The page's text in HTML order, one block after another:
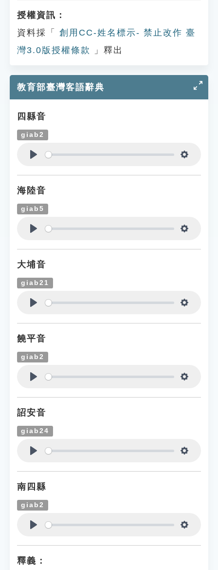
授權資訊：
資料採「
創用CC-姓名標示- 禁止改作 臺
灣3.0版授權條款
」釋出
教育部臺灣客語辭典
四縣音
giab2
海陸音
giab5
大埔音
giab21
饒平音
giab2
詔安音
giab24
南四縣
giab2
釋義：